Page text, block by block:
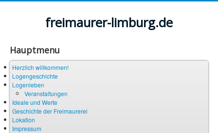
freimaurer-limburg.de
Hauptmenu
Herzlich willkommen!
Logengeschichte
Logenleben
Veranstaltungen
Ideale und Werte
Geschichte der Freimaurerei
Lokation
Impressum